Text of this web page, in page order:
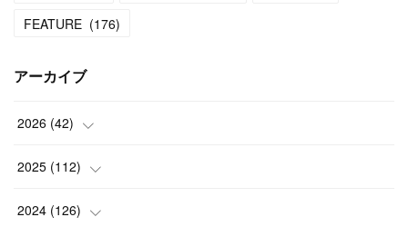
FEATURE (176)
アーカイブ
2026 (42)
( 1)
(3)
2025 (112)
(7)
2024 (126)